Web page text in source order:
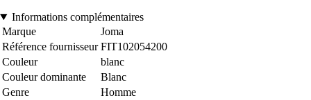
Informations complémentaires
Marque
Joma
Référence fournisseur FIT102054200
Couleur
blanc
Couleur dominante
Blanc
Genre
Homme